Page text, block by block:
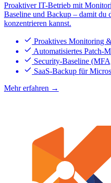
Proaktiver IT-Betrieb mit
Baseline und Backup – damit du
konzentrieren kannst.
Proaktives Monitoring
Automatisiertes Patch-
Security-Baseline
SaaS-Backup für
Mehr erfahren →